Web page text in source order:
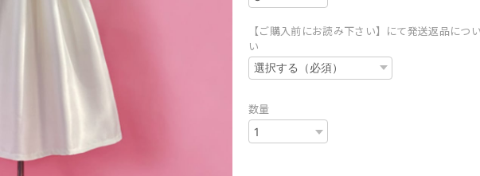
【ご購入前にお読み下さい】にて発送返品につ
い
数量